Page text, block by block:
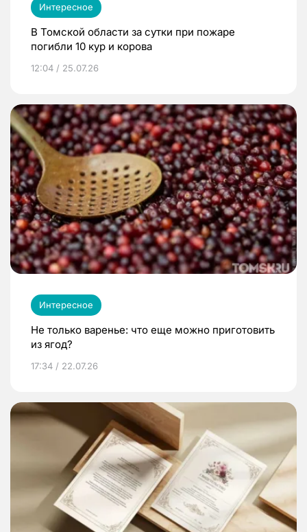
Интересное
В Томской области за сутки при пожаре
погибли 10 кур и корова
12:04 / 25.07.26
Интересное
Не только варенье: что еще можно приготовить
из ягод?
17:34 / 22.07.26